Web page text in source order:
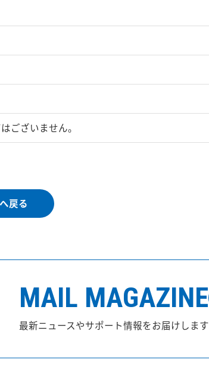
ございません。
戻る
MAIL MAGAZINE
最新ニュースやサポート情報をお届けします